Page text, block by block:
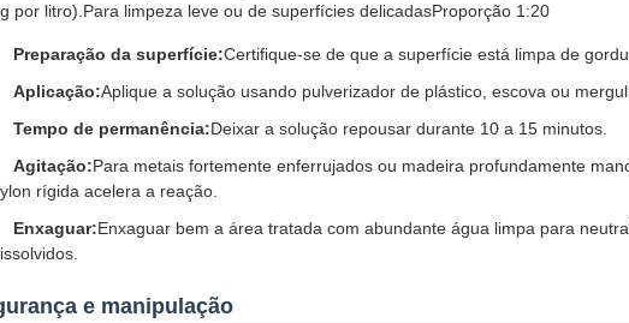
por litro).Para limpeza leve ou de superfícies delicadasProporção 1:20
Preparação da superfície:Certifique-se de que a superfície está limpa de
Aplicação:Aplique a solução usando pulverizador de plástico, escova ou
Tempo de permanência:Deixar a solução repousar durante 10 a 15 minutos.
Agitação:Para metais fortemente enferrujados ou madeira profundamente
rígida acelera a reação.
Enxaguar:Enxaguar bem a área tratada com abundante água limpa para
e manipulação